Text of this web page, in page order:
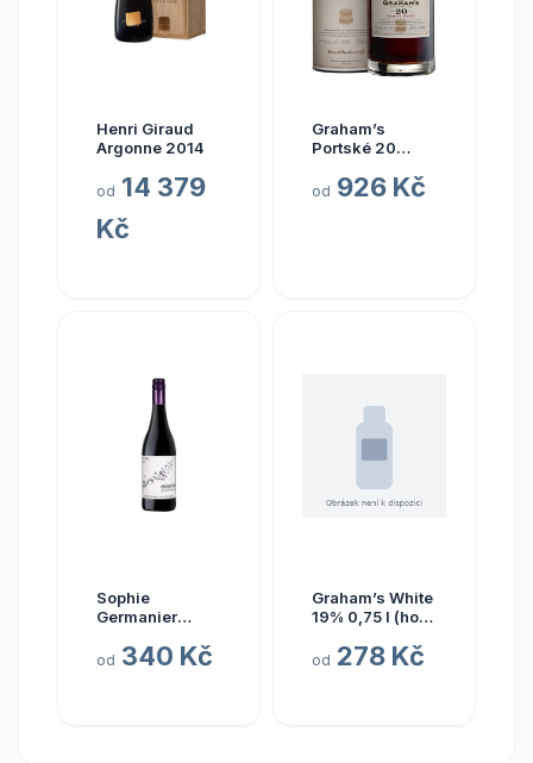
Henri Giraud
Argonne 2014
od 14 379
Kč
Graham’s
Portské 20
(karton)
od 926 Kč
Sophie
Germanier
od 340 Kč
Graham’s White
19% 0,75 l (holá
od 278 Kč